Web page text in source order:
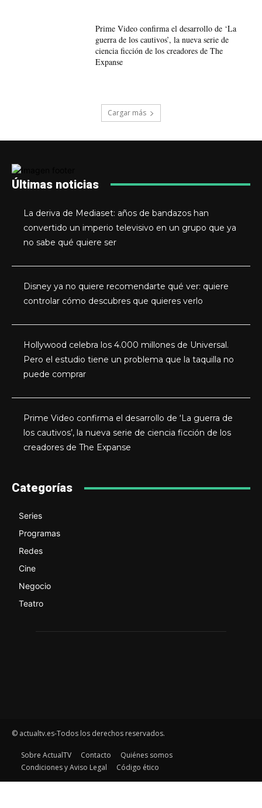
Prime Video confirma el desarrollo de ‘La
guerra de los cautivos’, la nueva serie de
ciencia ficción de los creadores de The
Expanse
Cargar más
Últimas noticias
La deriva de Mediaset: años de bandazos han
convertido un imperio televisivo en un grupo que ya
no sabe qué quiere ser
Disney ya no quiere recomendarte qué ver: quiere
controlar cómo descubres que quieres verlo
Hollywood celebra los 4.000 millones de Universal.
Pero el estudio tiene un problema que la taquilla no
puede comprar
Prime Video confirma el desarrollo de ‘La guerra de
los cautivos’, la nueva serie de ciencia ficción de los
creadores de The Expanse
Categorías
Series
Programas
Redes
Cine
Negocio
Teatro
© actualtv.es-Todos los derechos reservados.
Sobre ActualTV Contacto
Quiénes somos
Condiciones y Aviso Legal
Código ético